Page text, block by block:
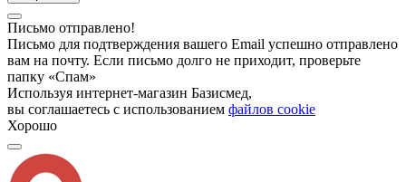
Письмо отправлено!
Письмо для подтверждения вашего Email успешно отправлено
вам на почту. Если письмо долго не приходит, проверьте
папку «Спам»
Используя интернет-магазин Базисмед,
вы соглашаетесь с использованием файлов cookie
Хорошо